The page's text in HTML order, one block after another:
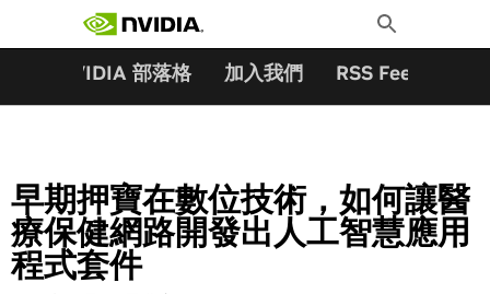
Toggle
Search
NVIDIA 部落格 加入我們 RSS Feeds
早期押寶在數位技術，如何讓醫
療保健網路開發出人工智慧應用
程式套件